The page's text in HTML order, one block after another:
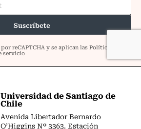
Universidad de Santiago de
Chile
Avenida Libertador Bernardo
O’Higgins Nº 3363. Estación